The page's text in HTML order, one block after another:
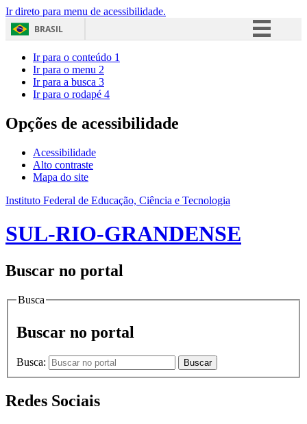
Ir direto para menu de acessibilidade.
BRASIL
Acesso à informação
Ir para o conteúdo 1
Ir para o menu 2
Ir para a busca 3
Ir para o rodapé 4
Opções de acessibilidade
Acessibilidade
Alto contraste
Mapa do site
Instituto Federal de Educação, Ciência e Tecnologia
SUL-RIO-GRANDENSE
Buscar no portal
Busca
Buscar no portal
Busca: Buscar
Redes Sociais